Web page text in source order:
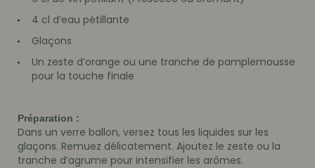
4 cl d’eau pétillante
Glaçons
Un zeste d’orange ou une tranche de pamplemousse
pour la touche finale
Préparation :
Dans un verre ballon, versez tous les liquides sur les
glaçons. Remuez délicatement. Ajoutez le zeste ou la
tranche d’agrume pour intensifier les arômes.